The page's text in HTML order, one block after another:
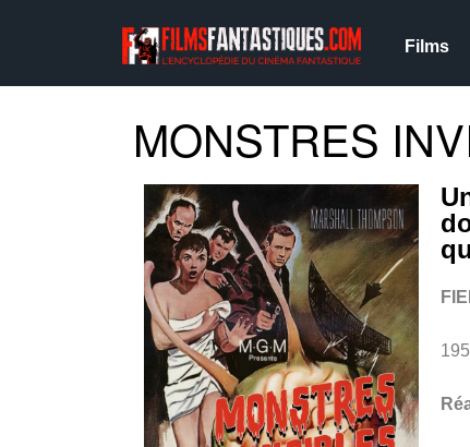
Films
MONSTRES